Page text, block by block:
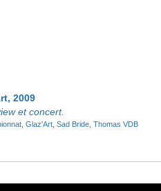
2009
et concert.
Glaz'Art Sad Bride Thomas VDB